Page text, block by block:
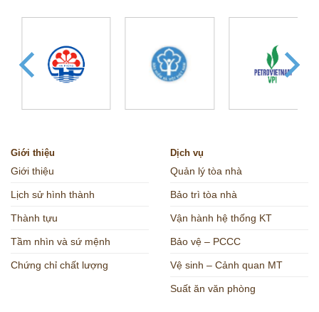
Giới thiệu
Giới thiệu
Lịch sử hình thành
Thành tựu
Tầm nhìn và sứ mệnh
Chứng chỉ chất lượng
Dịch vụ
Quản lý tòa nhà
Bảo trì tòa nhà
Vận hành hệ thống KT
Bảo vệ – PCCC
Vệ sinh – Cảnh quan MT
Suất ăn văn phòng